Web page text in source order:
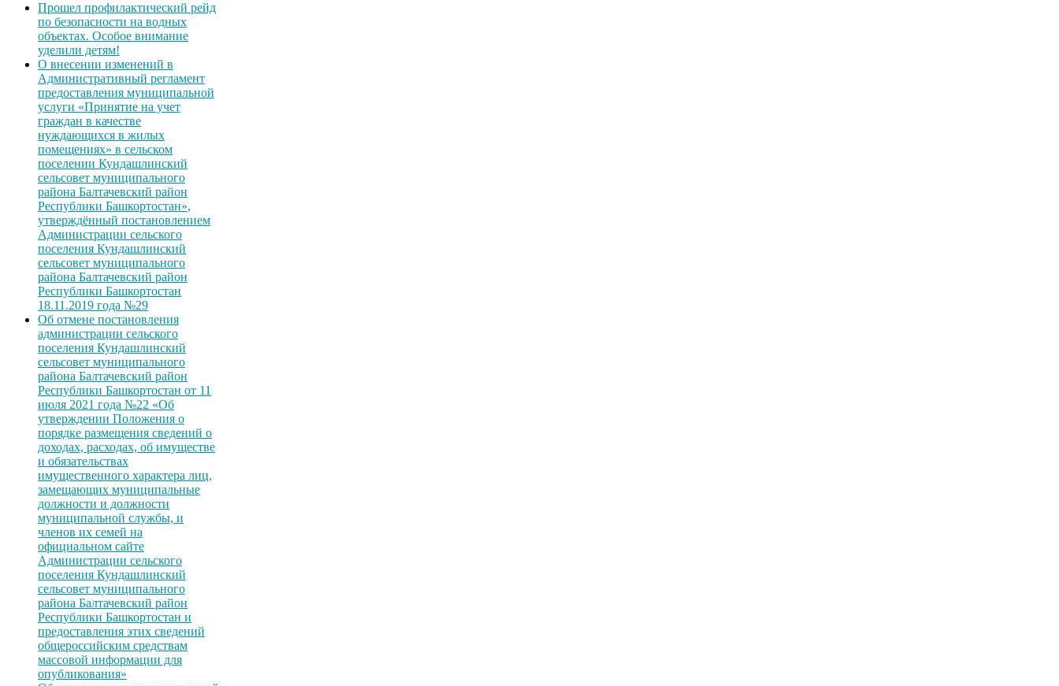
Прошел профилактический рейд
по безопасности на водных
объектах. Особое внимание
уделили детям!
О внесении изменений в
Административный регламент
предоставления муниципальной
услуги «Принятие на учет
граждан в качестве
нуждающихся в жилых
помещениях» в сельском
поселении Кундашлинский
сельсовет муниципального
района Балтачевский район
Республики Башкортостан»,
утверждённый постановлением
Администрации сельского
поселения Кундашлинский
сельсовет муниципального
района Балтачевский район
Республики Башкортостан
18.11.2019 года №29
Об отмене постановления
администрации сельского
поселения Кундашлинский
сельсовет муниципального
района Балтачевский район
Республики Башкортостан от 11
июля 2021 года №22 «Об
утверждении Положения о
порядке размещения сведений о
доходах, расходах, об имуществе
и обязательствах
имущественного характера лиц,
замещающих муниципальные
должности и должности
муниципальной службы, и
членов их семей на
официальном сайте
Администрации сельского
поселения Кундашлинский
сельсовет муниципального
района Балтачевский район
Республики Башкортостан и
предоставления этих сведений
общероссийским средствам
массовой информации для
опубликования»